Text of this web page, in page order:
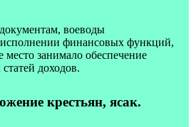
воеводы
исполнении финансовых функций,
место занимало обеспечение
доходов.
крестьян, ясак.